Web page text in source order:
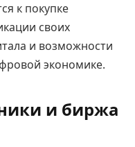
к покупке
своих
и возможности
экономике.
и биржа